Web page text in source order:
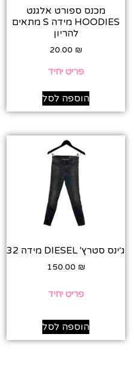
מכנס ספורט אלגנט
HOODIES מידה S מתאים
להריון
20.00 ₪
פריט יחיד
הוספה לסל
ג׳ינס סטרץ' DIESEL מידה 32
150.00 ₪
פריט יחיד
הוספה לסל